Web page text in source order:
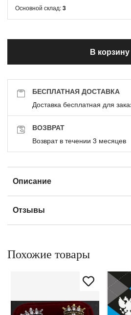
Основной склад:3
В корзину
БЕСПЛАТНАЯ ДОСТАВКА
Доставка бесплатная для
ВОЗВРАТ
Возврат в течении 3 месяцев
Описание
Отзывы
Похожие товары